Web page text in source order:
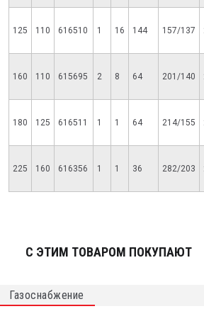
125 110 616510 1 16 144 157/137
160 110 615695 2 8 64 201/140
180 125 616511 1 1 64 214/155
225 160 616356 1 1 36 282/203
С ЭТИМ ТОВАРОМ ПОКУПАЮТ
Газоснабжение